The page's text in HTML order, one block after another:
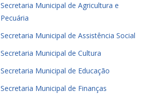
Secretaria Municipal de Agricultura e
Pecuária
Secretaria Municipal de Assistência Social
Secretaria Municipal de Cultura
Secretaria Municipal de Educação
Secretaria Municipal de Finanças